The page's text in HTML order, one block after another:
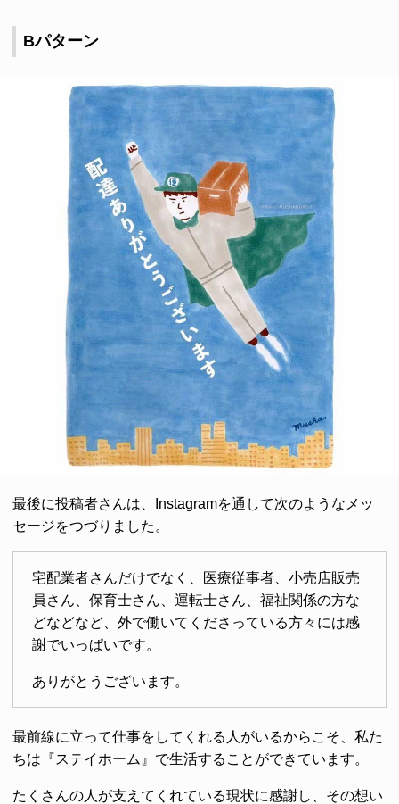
Bパターン
最後に投稿者さんは、Instagramを通して次のようなメッ
セージをつづりました。
宅配業者さんだけでなく、医療従事者、小売店販売
員さん、保育士さん、運転士さん、福祉関係の方な
どなどなど、外で働いてくださっている方々には感
謝でいっぱいです。
ありがとうございます。
最前線に立って仕事をしてくれる人がいるからこそ、私た
ちは『ステイホーム』で生活することができています。
たくさんの人が支えてくれている現状に感謝し、その想い